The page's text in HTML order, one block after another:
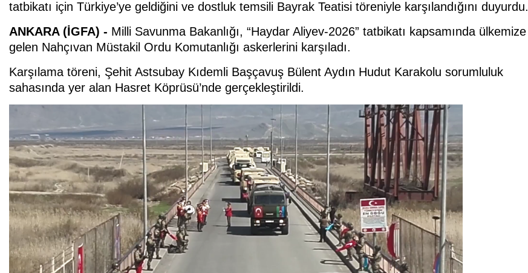
tatbikatı için Türkiye’ye geldiğini ve dostluk temsili Bayrak Teatisi töreniyle karşılandığını duyurdu.
ANKARA (İGFA) - Milli Savunma Bakanlığı, “Haydar Aliyev-2026” tatbikatı kapsamında ülkemize
gelen Nahçıvan Müstakil Ordu Komutanlığı askerlerini karşıladı.
Karşılama töreni, Şehit Astsubay Kıdemli Başçavuş Bülent Aydın Hudut Karakolu sorumluluk
sahasında yer alan Hasret Köprüsü’nde gerçekleştirildi.